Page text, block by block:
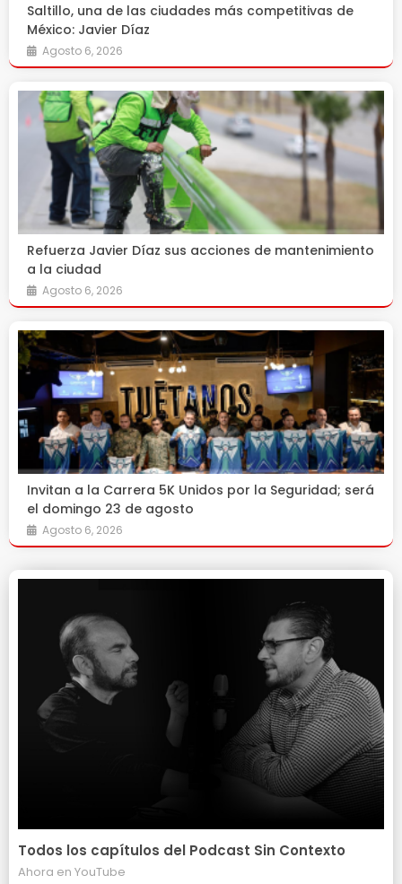
Saltillo, una de las ciudades más competitivas de
México: Javier Díaz
Agosto 6, 2026
Refuerza Javier Díaz sus acciones de mantenimiento
a la ciudad
Agosto 6, 2026
Invitan a la Carrera 5K Unidos por la Seguridad; será
el domingo 23 de agosto
Agosto 6, 2026
Todos los capítulos del Podcast Sin Contexto
Ahora en YouTube